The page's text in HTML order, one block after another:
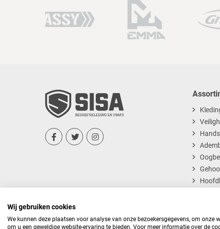
67
  
Wij gebruiken cookies
We kunnen deze plaatsen voor analyse van onze bezoekersgegevens, om onze
om u een geweldige website-ervaring te bieden. Voor meer informatie over de